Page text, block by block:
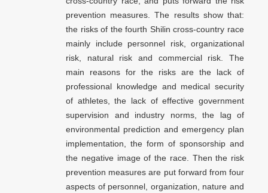
prevention measures. The results show that:
the risks of the fourth Shilin cross-country race
mainly include personnel risk, organizational
risk, natural risk and commercial risk. The
main reasons for the risks are the lack of
professional knowledge and medical security
of athletes, the lack of effective government
supervision and industry norms, the lag of
environmental prediction and emergency plan
implementation, the form of sponsorship and
the negative image of the race. Then the risk
prevention measures are put forward from four
aspects of personnel, organization, nature and